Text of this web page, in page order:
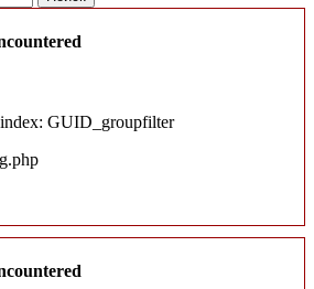
GUID_groupfilter